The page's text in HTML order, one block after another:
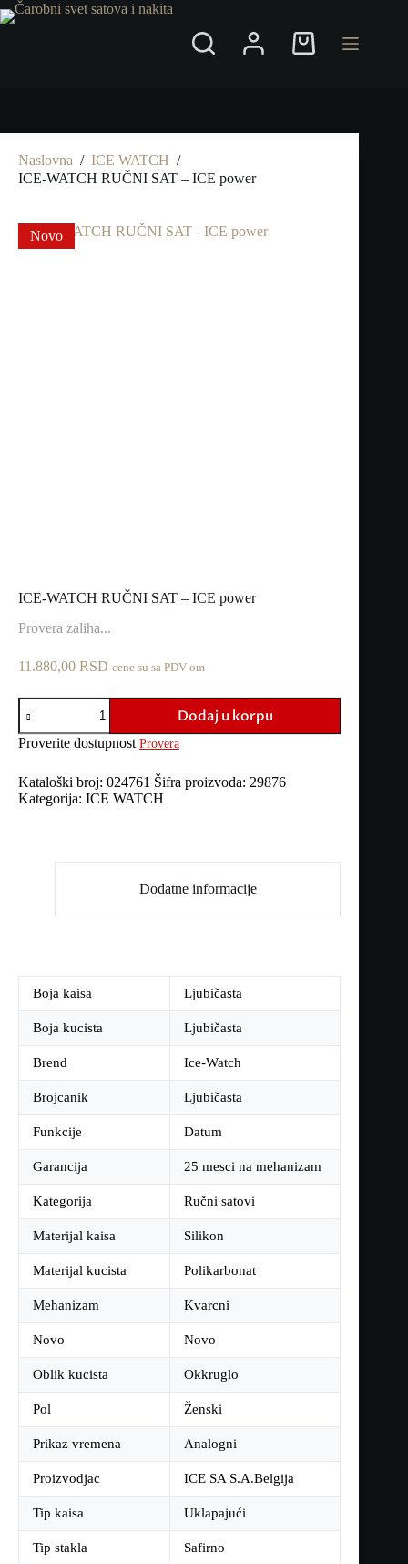
Preskoči
na
Shopping
Naslovna / ICE WATCH /
ICE-WATCH RUČNI SAT – ICE power
Novo
ICE-WATCH RUČNI SAT – ICE power
Provera zaliha...
11.880,00 RSD cene su sa PDV-om
ICE-
WATCH
RUČNI
SAT
ICE
power
Dodaj u korpu
Proverite dostupnost Provera
Kataloški broj: 024761 Šifra proizvoda: 29876
Kategorija: ICE WATCH
Dodatne informacije
Boja kaisa Ljubičasta
Boja kucista Ljubičasta
Brend Ice-Watch
Brojcanik Ljubičasta
Funkcije Datum
Garancija 25 mesci na mehanizam
Kategorija Ručni satovi
Materijal kaisa Silikon
Materijal kucista Polikarbonat
Mehanizam Kvarcni
Novo Novo
Oblik kucista Okkruglo
Pol Ženski
Prikaz vremena Analogni
Proizvodjac ICE SA S.A.Belgija
Tip kaisa Uklapajući
Tip stakla Safirno